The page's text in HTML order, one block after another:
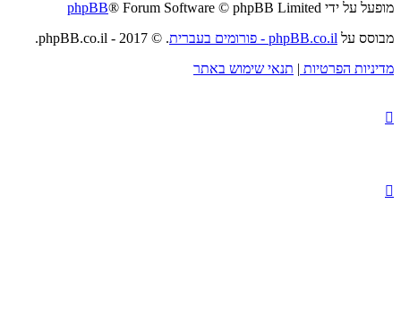
מופעל על ידי phpBB® Forum Software © phpBB Limited
מבוסס על phpBB.co.il - פורומים בעברית
. © 2017 - phpBB.co.il.
מדיניות הפרטיות | תנאי שימוש באתר